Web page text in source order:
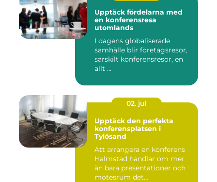
Upptäck fördelarna med
en konferensresa
utomlands
I dagens globaliserade
samhälle blir företagsresor,
särskilt konferensresor, en
allt ...
02. jul
Upptäck den perfekta
konferensplatsen i
Tylösand
Att arrangera en konferens
Halmstad handlar om mer
än bara presentationer och
mötesrum det...